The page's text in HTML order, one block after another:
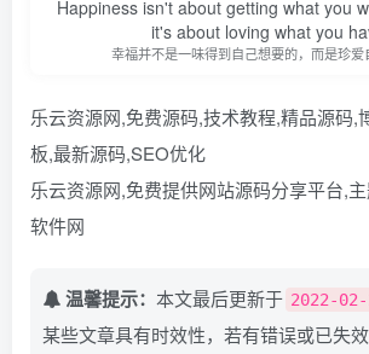
Happiness isn't about getting what you
it's about loving what you
幸福并不是一味得到自己想要的，而是珍爱
乐云资源网,免费源码,技术教程,精品源码,
板,最新源码,SEO优化
乐云资源网,免费提供网站源码分享平台,
软件网
温馨提示： 本文最后更新于 2022-
某些文章具有时效性，若有错误或已失